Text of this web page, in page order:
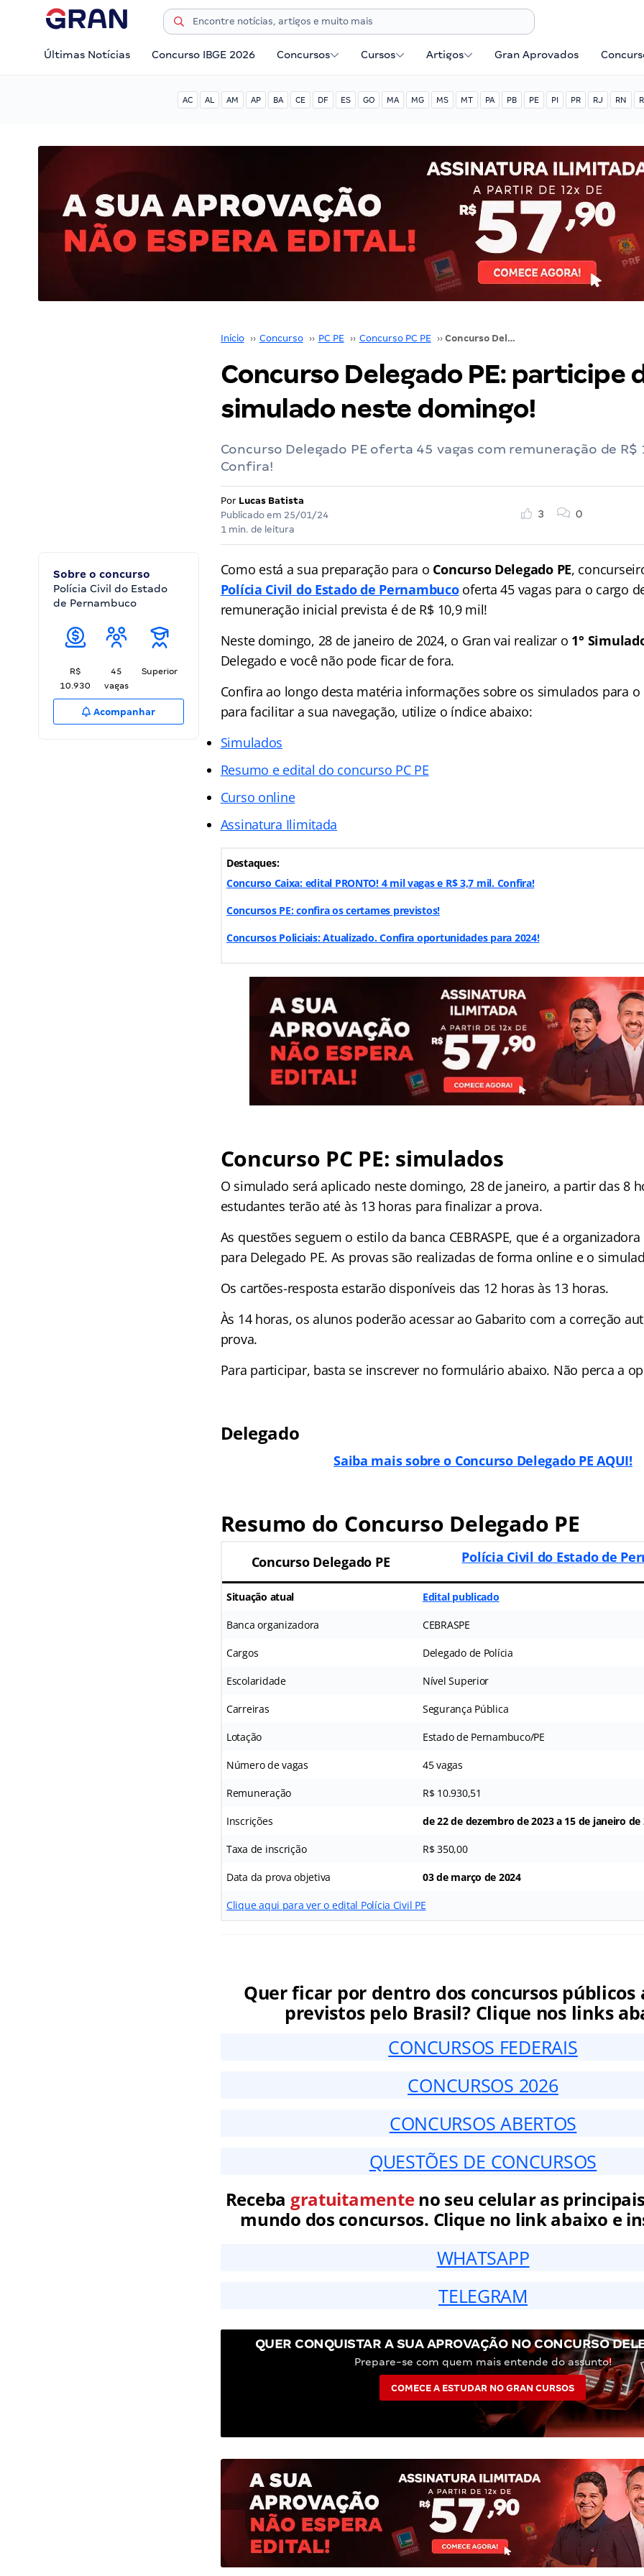
Últimas Notícias Concurso IBGE 2026 Concursos Cursos Artigos Gran Aprovados
AC AL AM AP BA CE DF ES GO MA MG MS MT PA PB PE PI PR RJ RN
Início ›› Concurso ›› PC PE ›› Concurso PC PE ›› Concurso Delegado PE: participe do simulado neste domingo!
Concurso Delegado PE: participe
simulado neste domingo!
Concurso Delegado PE oferta 45 vagas com remuneração de R$
Confira!
Por Lucas Batista
Publicado em 25/01/24
1 min. de leitura
3 0
Sobre o concurso
Polícia Civil do Estado
de Pernambuco
R$
10.930
45
vagas
Superior
Acompanhar
Como está a sua preparação para o Concurso Delegado PE,
Polícia Civil do Estado de Pernambucooferta 45 vagas para o cargo
remuneração inicial prevista é de R$ 10,9 mil!
Neste domingo, 28 de janeiro de 2024, o Gran vai realizar o 1°
Delegado e você não pode ficar de fora.
Confira ao longo desta matéria informações sobre os simulados para o
para facilitar a sua navegação, utilize o índice abaixo:
Simulados
Resumo e edital do concurso PC PE
Curso online
Assinatura Ilimitada
Destaques:
Concurso Caixa: edital PRONTO! 4 mil vagas e R$ 3,7 mil. Confira!
Concursos PE: confira os certames previstos!
Concursos Policiais: Atualizado. Confira oportunidades para 2024!
Concurso PC PE: simulados
O simulado será aplicado neste domingo, 28 de janeiro, a partir das 8
estudantes terão até às 13 horas para finalizar a prova.
As questões seguem o estilo da banca CEBRASPE, que é a
para Delegado PE. As provas são realizadas de forma online e o
Os cartões-resposta estarão disponíveis das 12 horas às 13 horas.
Às 14 horas, os alunos poderão acessar ao Gabarito com a correção
prova.
Para participar, basta se inscrever no formulário abaixo. Não perca a
Delegado
Saiba mais sobre o Concurso Delegado PE AQUI!
Resumo do Concurso Delegado PE
Concurso Delegado PE Polícia Civil do Estado de
Situação atual Edital publicado
Banca organizadora CEBRASPE
Cargos Delegado de Polícia
Escolaridade Nível Superior
Carreiras Segurança Pública
Lotação Estado de Pernambuco/PE
Número de vagas 45 vagas
Remuneração R$ 10.930,51
Inscrições de 22 de dezembro de 2023 a 15 de janeiro de
Taxa de inscrição R$ 350,00
Data da prova objetiva 03 de março de 2024
Clique aqui para ver o edital Polícia Civil PE
Quer ficar por dentro dos concursos públicos
previstos pelo Brasil? Clique nos links
CONCURSOS FEDERAIS
CONCURSOS 2026
CONCURSOS ABERTOS
QUESTÕES DE CONCURSOS
Receba gratuitamenteno seu celular as
mundo dos concursos. Clique no link abaixo e
WHATSAPP
TELEGRAM
QUER CONQUISTAR A SUA APROVAÇÃO NO CONCURSO
Prepare-se com quem mais entende do assunto!
COMECE A ESTUDAR NO GRAN CURSOS